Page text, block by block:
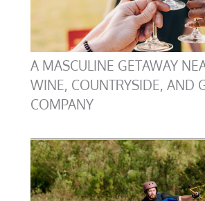
A MASCULINE GETAWAY
WINE, COUNTRYSIDE, AND
COMPANY